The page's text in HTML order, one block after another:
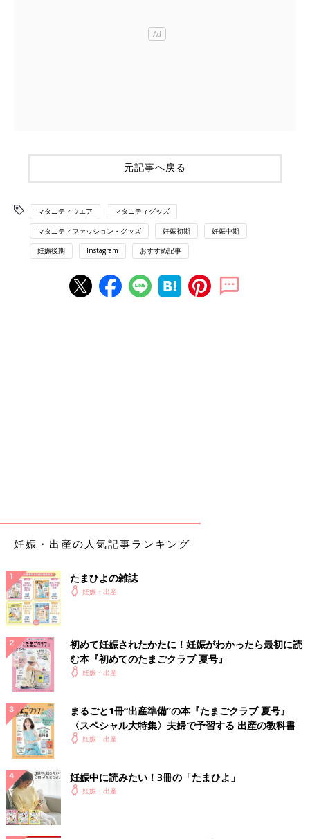
元記事へ戻る
マタニティウエア マタニティグッズ
マタニティファッション・グッズ 妊娠初期 妊娠中期
妊娠後期 Instagram おすすめ記事
妊娠・出産の人気記事ランキング
たまひよの雑誌
妊娠・出産
初めて妊娠されたかたに！妊娠がわかったら最初に読
む本『初めてのたまごクラブ 夏号』
妊娠・出産
まるごと1冊“出産準備”の本『たまごクラブ 夏号』
〈スペシャル大特集〉夫婦で予習する 出産の教科書
妊娠・出産
妊娠中に読みたい！3冊の「たまひよ」
妊娠・出産